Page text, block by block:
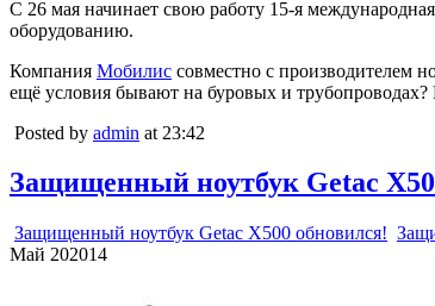
С 26 мая начинает свою работу 15-я
оборудованию.
Компания Мобилис совместно с производителем
ещё условия бывают на буровых и трубопроводах?
Posted by admin at 23:42
Защищенный ноутбук Getac
Защищенный ноутбук Getac X500 обновился!
Май 202014